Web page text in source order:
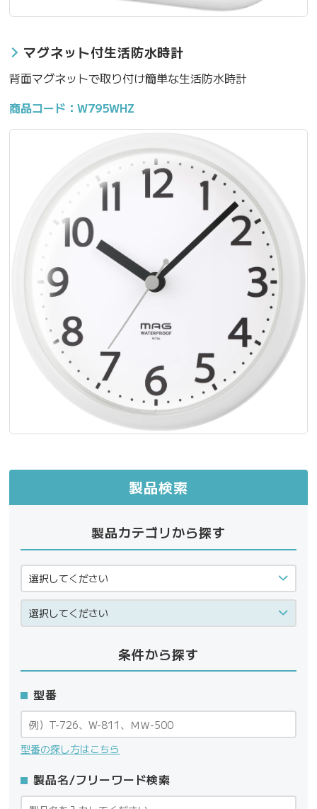
マグネット付生活防水時計
背面マグネットで取り付け簡単な生活防水時計
商品コード：W795WHZ
製品検索
製品カテゴリから探す
条件から探す
型番
型番の探し方はこちら
製品名/フリーワード検索